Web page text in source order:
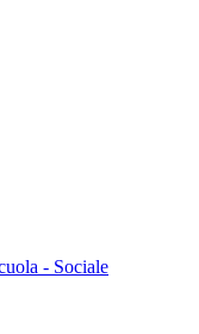
- Sociale